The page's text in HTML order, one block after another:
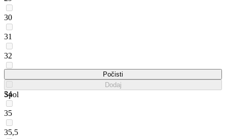
30
31
32
34
35
35,5
Počisti
Dodaj
Spol